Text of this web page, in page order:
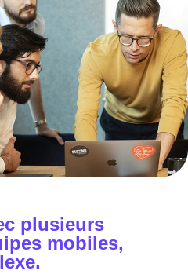
plusieurs
mobiles,